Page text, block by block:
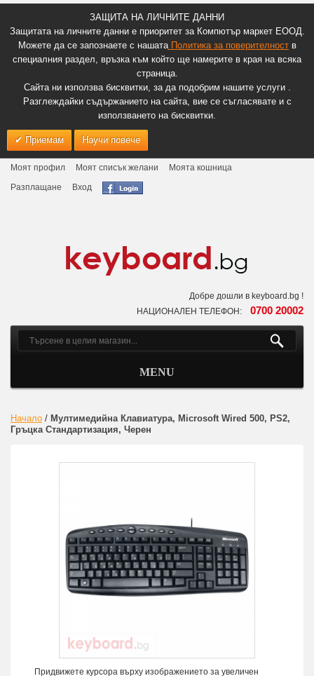
ЗАЩИТА НА ЛИЧНИТЕ ДАННИ
Защитата на личните данни е приоритет за Компютър маркет ЕООД.
Можете да се запознаете с нашатаПолитика за поверителноств
специалния раздел, връзка към който ще намерите в края на всяка
страница.
Сайта ни използва бисквитки, за да подобрим нашите услуги .
Разглеждайки съдържанието на сайта, вие се съгласявате и с
използването на бисквитки.
Приемам Научи повече
Моят профил Моят списък желани
Моята кошница
Разплащане
Вход
Добре дошли в keyboard.bg !
НАЦИОНАЛЕН ТЕЛЕФОН: 0700 20002
MENU
Начало / Мултимедийна Клавиатура, Microsoft Wired 500, PS2,
Гръцка Стандартизация, Черен
Придвижете курсора върху изображението за увеличен